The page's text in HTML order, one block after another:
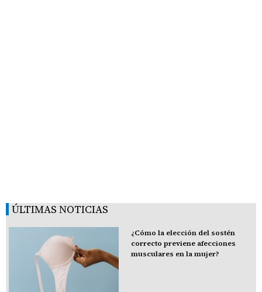
ÚLTIMAS NOTICIAS
¿Cómo la elección del sostén
correcto previene afecciones
musculares en la mujer?